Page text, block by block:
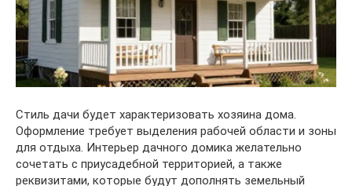
Стиль дачи будет характеризовать хозяина дома.
Оформление требует выделения рабочей области и зоны
для отдыха. Интерьер дачного домика желательно
сочетать с приусадебной территорией, а также
реквизитами, которые будут дополнять земельный